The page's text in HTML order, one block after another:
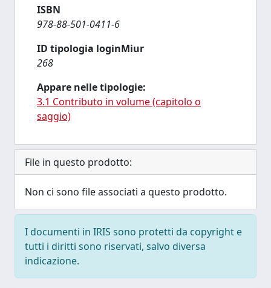
ISBN
978-88-501-0411-6
ID tipologia loginMiur
268
Appare nelle tipologie:
3.1 Contributo in volume (capitolo o
saggio)
File in questo prodotto:
Non ci sono file associati a questo prodotto.
I documenti in IRIS sono protetti da copyright e
tutti i diritti sono riservati, salvo diversa
indicazione.